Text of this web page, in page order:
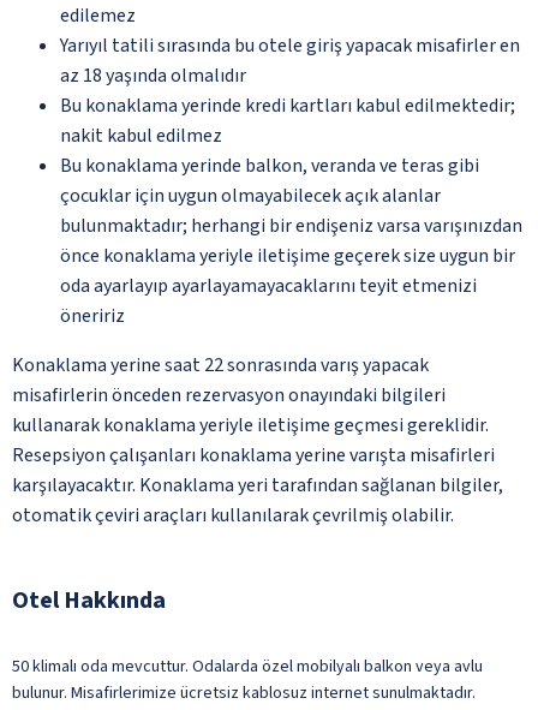
edilemez
Yarıyıl tatili sırasında bu otele giriş yapacak misafirler en
az 18 yaşında olmalıdır
Bu konaklama yerinde kredi kartları kabul edilmektedir;
nakit kabul edilmez
Bu konaklama yerinde balkon, veranda ve teras gibi
çocuklar için uygun olmayabilecek açık alanlar
bulunmaktadır; herhangi bir endişeniz varsa varışınızdan
önce konaklama yeriyle iletişime geçerek size uygun bir
oda ayarlayıp ayarlayamayacaklarını teyit etmenizi
öneririz
Konaklama yerine saat 22 sonrasında varış yapacak
misafirlerin önceden rezervasyon onayındaki bilgileri
kullanarak konaklama yeriyle iletişime geçmesi gereklidir.
Resepsiyon çalışanları konaklama yerine varışta misafirleri
karşılayacaktır. Konaklama yeri tarafından sağlanan bilgiler,
otomatik çeviri araçları kullanılarak çevrilmiş olabilir.
Otel Hakkında
50 klimalı oda mevcuttur. Odalarda özel mobilyalı balkon veya avlu
bulunur. Misafirlerimize ücretsiz kablosuz internet sunulmaktadır.